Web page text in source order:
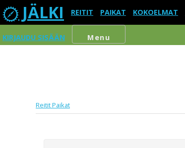
JÄLKI REITIT PAIKAT KOKOELMAT
KIRJAUDU SISÄÄN Menu
ReititPaikat